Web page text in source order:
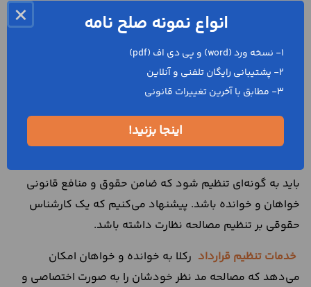
شرعی نیز عقدی است که به واسطه توافق میان مصالح
و متصالح تحقق پیدا می‌کند.
خدمات گروه حقوقی رکلا
مصالحه ، یک سند معتبر و لازم الاجرا است که بر صلح و سازش
میان خواهان و خوانده دلالت می‌کند. این سند در صورتی
باید به گونه‌ای تنظیم شود که ضامن حقوق و منافع قانونی
خواهان و خوانده باشد. پیشنهاد می‌کنیم که یک کارشناس
حقوقی بر تنظیم مصالحه نظارت داشته باشد.
خدمات تنظیم قرارداد رکلا به خوانده و خواهان امکان
می‌دهد که مصالحه مد نظر خودشان را به صورت اختصاصی و
× انواع نمونه صلح نامه
1- نسخه ورد (word) و پی دی اف (pdf)
2- پشتیبانی رایگان تلفنی و آنلاین
3- مطابق با آخرین تغییرات قانونی
اینجا بزنید!